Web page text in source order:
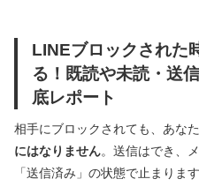
LINEブロックされた
る！既読や未読・送
底レポート
相手にブロックされても、あな
にはなりません。送信はでき、
「送信済み」の状態で止まります